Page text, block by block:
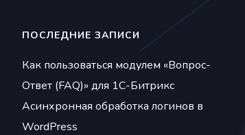
ПОСЛЕДНИЕ ЗАПИСИ
Как пользоваться модулем «Вопрос-
Ответ (FAQ)» для 1С-Битрикс
Асинхронная обработка логинов в
WordPress